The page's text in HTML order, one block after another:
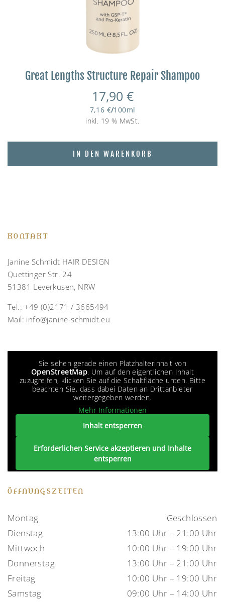
Great Lengths Structure Repair Shampoo
17,90 €
7,16 €/100ml
inkl. 19 % MwSt.
IN DEN WARENKORB
KONTAKT
Janine Schmidt HAIR DESIGN
Quettinger Str. 24
51381 Leverkusen, NRW
Tel.:+49 (0)2171 / 3665494
Mail: info@janine-schmidt.eu
Sie sehen gerade einen Platzhalterinhalt von
OpenStreetMap. Um auf den eigentlichen Inhalt
zuzugreifen, klicken Sie auf die Schaltfläche unten. Bitte
beachten Sie, dass dabei Daten an Drittanbieter
weitergegeben werden.
Mehr Informationen
Inhalt entsperren
Erforderlichen Service akzeptieren und Inhalte
entsperren
ÖFFNUNGSZEITEN
Montag
Geschlossen
Dienstag
13:00 Uhr – 21:00 Uhr
Mittwoch
10:00 Uhr – 19:00 Uhr
Donnerstag
13:00 Uhr – 21:00 Uhr
Freitag
10:00 Uhr – 19:00 Uhr
Samstag
09:00 Uhr – 14:00 Uhr